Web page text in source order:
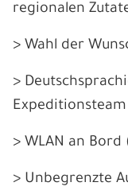
regionalen
> Wahl der
>
> WLAN an Bord
> Unbegrenzte